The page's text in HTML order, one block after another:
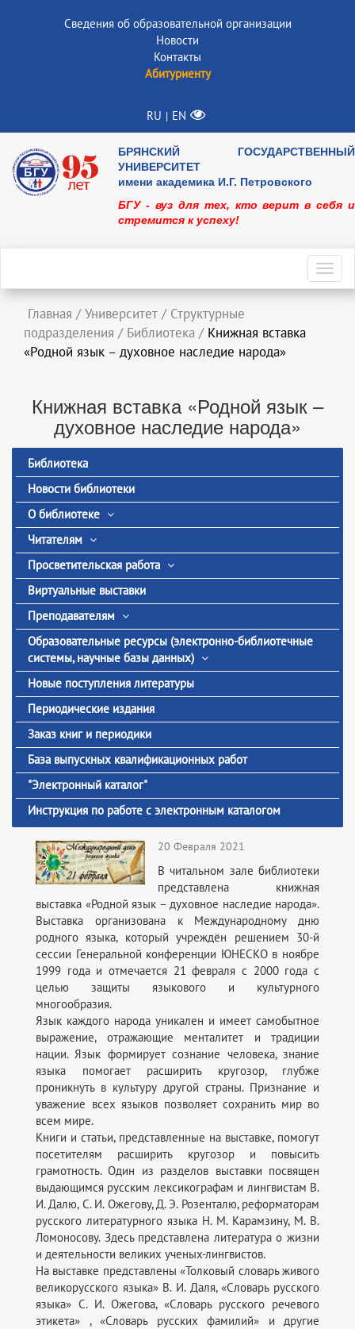
Сведения об образовательной организации
Новости
Контакты
Абитуриенту
RU | EN
БРЯНСКИЙ ГОСУДАРСТВЕННЫЙ
УНИВЕРСИТЕТ
имени академика И.Г. Петровского
БГУ - вуз для тех, кто верит в себя и
стремится к успеху!
Главная / Университет / Структурные
подразделения / Библиотека / Книжная вставка
«Родной язык – духовное наследие народа»
Книжная вставка «Родной язык –
духовное наследие народа»
Библиотека
Новости библиотеки
О библиотеке
Читателям
Просветительская работа
Виртуальные выставки
Преподавателям
Образовательные ресурсы (электронно-библиотечные
системы, научные базы данных)
Новые поступления литературы
Периодические издания
Заказ книг и периодики
База выпускных квалификационных работ
"Электронный каталог"
Инструкция по работе с электронным каталогом
20 Февраля 2021
В читальном зале библиотеки
представлена книжная
выставка «Родной язык – духовное наследие народа».
Выставка организована к Международному дню
родного языка, который учреждён решением 30-й
сессии Генеральной конференции ЮНЕСКО в ноябре
1999 года и отмечается 21 февраля с 2000 года с
целью защиты языкового и культурного
многообразия.
Язык каждого народа уникален и имеет самобытное
выражение, отражающие менталитет и традиции
нации. Язык формирует сознание человека, знание
языка помогает расширить кругозор, глубже
проникнуть в культуру другой страны. Признание и
уважение всех языков позволяет сохранить мир во
всем мире.
Книги и статьи, представленные на выставке, помогут
посетителям расширить кругозор и повысить
грамотность. Один из разделов выставки посвящен
выдающимся русским лексикографам и лингвистам В.
И. Далю, С. И. Ожегову, Д. Э. Розенталю, реформаторам
русского литературного языка Н. М. Карамзину, М. В.
Ломоносову. Здесь представлена литература о жизни
и деятельности великих ученых-лингвистов.
На выставке представлены «Толковый словарь живого
великорусского языка» В. И. Даля, «Словарь русского
языка» С. И. Ожегова, «Словарь русского речевого
этикета» , «Словарь русских фамилий» и другие